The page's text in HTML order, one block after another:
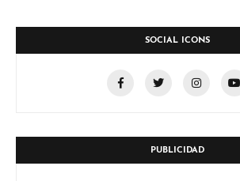
SOCIAL ICONS
PUBLICIDAD